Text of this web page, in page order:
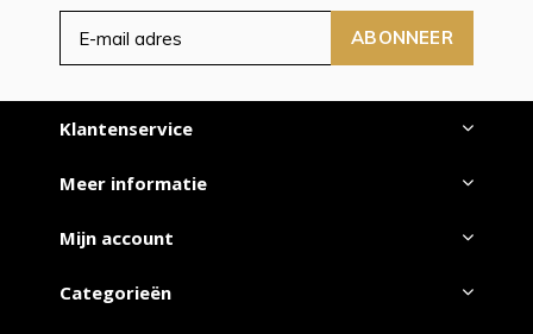
ABONNEER
Klantenservice
Meer informatie
Mijn account
Categorieën